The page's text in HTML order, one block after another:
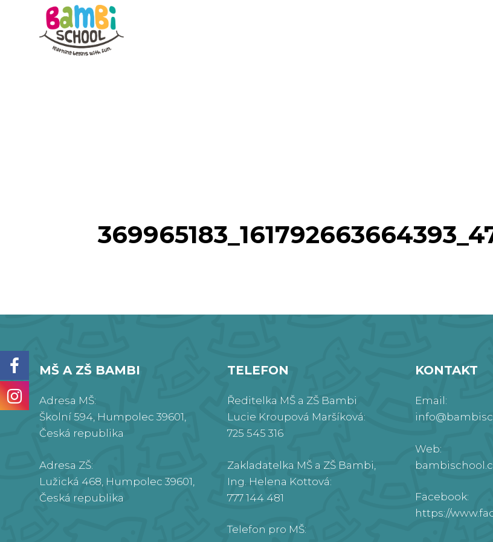
MŠ A ZŠ BAMBI
Adresa MŠ:
Školní 594, Humpolec 39601,
Česká republika
Adresa ZŠ:
Lužická 468, Humpolec 39601,
Česká republika
TELEFON
Ředitelka MŠ a ZŠ Bambi
Lucie Kroupová Maršíková:
725 545 316
Zakladatelka MŠ a ZŠ Bambi,
Ing. Helena Kottová:
777 144 481
Telefon pro MŠ:
KONTAKT
Email:
Web:
Facebook:
https://